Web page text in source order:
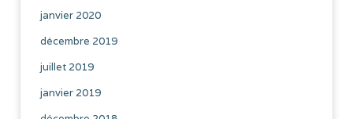
janvier 2020
décembre 2019
juillet 2019
janvier 2019